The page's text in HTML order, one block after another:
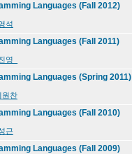
Languages (Fall 2012)
석
Languages (Fall 2011)
영_
Languages (Spring 2011)
원찬
Languages (Fall 2010)
근
Languages (Fall 2009)